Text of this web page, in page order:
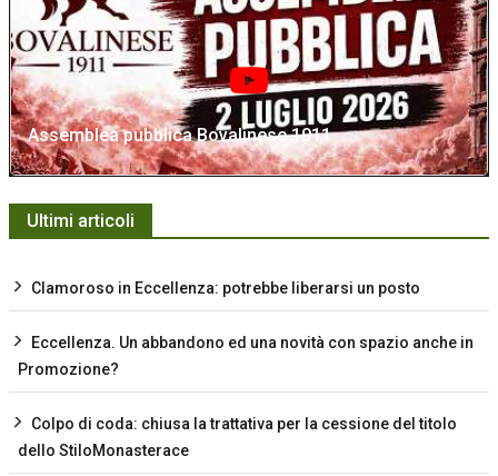
Assemblea pubblica Bovalinese 1911
Ultimi articoli
Clamoroso in Eccellenza: potrebbe liberarsi un posto
Eccellenza. Un abbandono ed una novità con spazio anche in
Promozione?
Colpo di coda: chiusa la trattativa per la cessione del titolo
dello StiloMonasterace